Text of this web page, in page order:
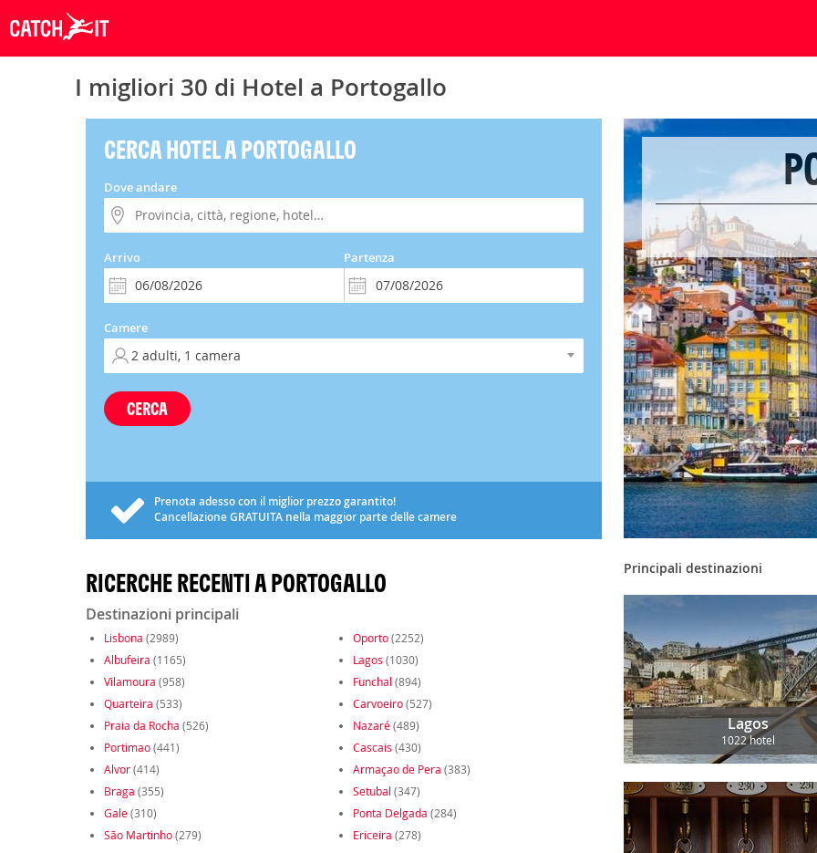
I migliori 30 di Hotel a Portogallo
CERCA HOTEL A PORTOGALLO
Dove andare
Arrivo Partenza
Camere
CERCA
Prenota adesso con il miglior prezzo garantito!
CancellazioneGRATUITAnella maggior parte delle camere
RICERCHE RECENTI A PORTOGALLO
Destinazioni principali
Lisbona (2989) Oporto(2252)
Albufeira (1165) Lagos (1030)
Vilamoura (958) Funchal (894)
Quarteira (533) Carvoeiro(527)
Praia da Rocha (526) Nazaré(489)
Portimao(441) Cascais (430)
Alvor(414) Armaçao de Pera (383)
Braga (355) Setubal (347)
Gale(310) Ponta Delgada (284)
São Martinho(279) Ericeira (278)
Principali destinazioni
Lagos
1022 hotel